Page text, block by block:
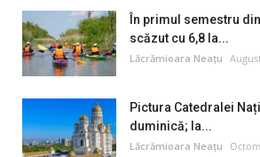
În primul semestru
scăzut cu 6,8 la...
Lăcrămioara Neațu
Pictura Catedralei
duminică; la...
Lăcrămioara Neațu